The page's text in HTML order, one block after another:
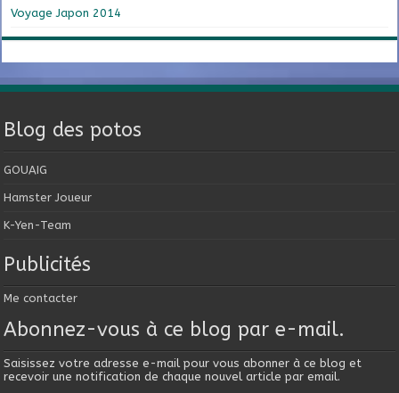
Voyage Japon 2014
Blog des potos
GOUAIG
Hamster Joueur
K-Yen-Team
Publicités
Me contacter
Abonnez-vous à ce blog par e-mail.
Saisissez votre adresse e-mail pour vous abonner à ce blog et
recevoir une notification de chaque nouvel article par email.